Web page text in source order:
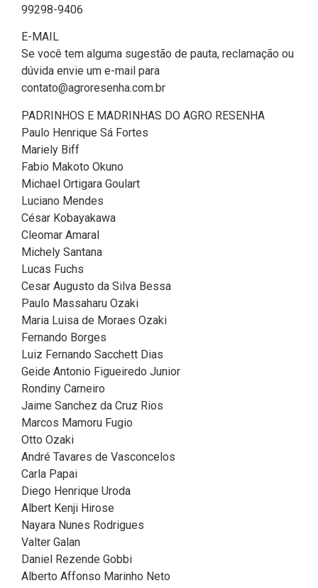
99298-9406
E-MAIL
Se você tem alguma sugestão de pauta, reclamação ou
dúvida envie um e-mail para
contato@agroresenha.com.br
PADRINHOS E MADRINHAS DO AGRO RESENHA
Paulo Henrique Sá Fortes
Mariely Biff
Fabio Makoto Okuno
Michael Ortigara Goulart
Luciano Mendes
César Kobayakawa
Cleomar Amaral
Michely Santana
Lucas Fuchs
Cesar Augusto da Silva Bessa
Paulo Massaharu Ozaki
Maria Luisa de Moraes Ozaki
Fernando Borges
Luiz Fernando Sacchett Dias
Geide Antonio Figueiredo Junior
Rondiny Carneiro
Jaime Sanchez da Cruz Rios
Marcos Mamoru Fugio
Otto Ozaki
André Tavares de Vasconcelos
Carla Papai
Diego Henrique Uroda
Albert Kenji Hirose
Nayara Nunes Rodrigues
Valter Galan
Daniel Rezende Gobbi
Alberto Affonso Marinho Neto